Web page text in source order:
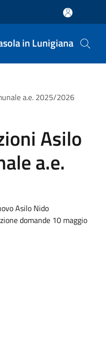
in Lunigiana
a.e. 2025/2026
Asilo
a.e.
Asilo Nido
domande 10 maggio